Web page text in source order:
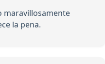
maravillosamente
la pena.